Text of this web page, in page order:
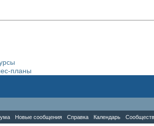
планы
Новые сообщения Справка Календарь